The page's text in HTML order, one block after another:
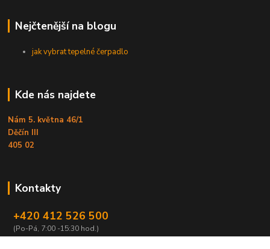
Nejčtenější na blogu
jak vybrat tepelné čerpadlo
Kde nás najdete
Nám 5. května 46/1
Děčín III
405 02
Kontakty
+420 412 526 500
(Po-Pá, 7:00 -15:30 hod.)